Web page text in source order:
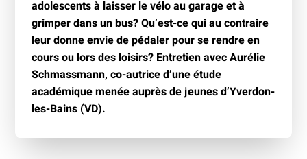
adolescents à laisser le vélo au garage et à
grimper dans un bus? Qu’est-ce qui au contraire
leur donne envie de pédaler pour se rendre en
cours ou lors des loisirs? Entretien avec Aurélie
Schmassmann, co-autrice d’une étude
académique menée auprès de jeunes d’Yverdon-
les-Bains (VD).